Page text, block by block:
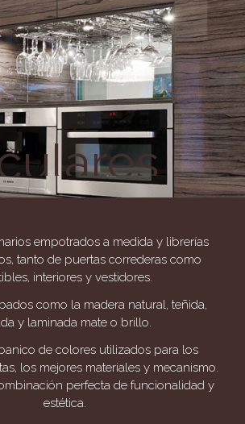
empotrados a medida y librerías
tanto de puertas correderas como
interiores y vestidores.
como la madera natural, teñida,
y laminada mate o brillo.
de colores utilizados para los
los mejores materiales y mecanismo.
perfecta de funcionalidad y
estética.